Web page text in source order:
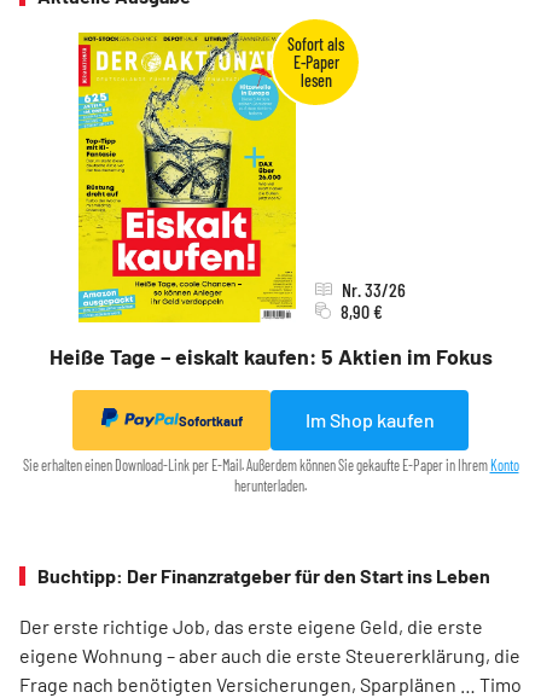
Heiße Tage – eiskalt kaufen: 5 Aktien im Fokus
Nr. 33/26
8,90 €
Sofortkauf Im Shop kaufen
Sie erhalten einen Download-Link per E-Mail. Außerdem können Sie gekaufte E-Paper in Ihrem Konto
herunterladen.
Buchtipp: Der Finanzratgeber für den Start ins Leben
Der erste richtige Job, das erste eigene Geld, die erste
eigene Wohnung – aber auch die erste Steuererklärung, die
Frage nach benötigten Versicherungen, Sparplänen … Timo